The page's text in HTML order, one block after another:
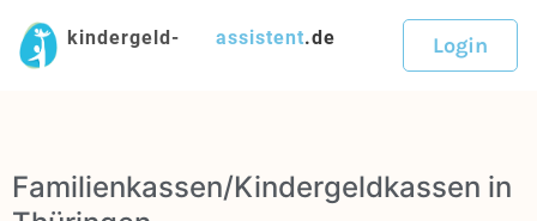
kindergeld- assistent.de Login
Familienkassen/Kindergeldkassen in